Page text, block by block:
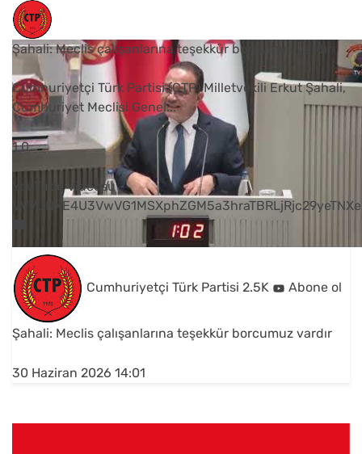
Şahali: Meclis çalışanlarına teşekkür borcumuz vardır
Cumhuriyetçi Türk Partisi (CTP) Milletvekili Erkut Şahali,
Cumhuriyet Meclisi Genel...
1 0
YouTube Videosu
Cumhuriyetçi Türk Partisi 2.5K Abone ol
Şahali: Meclis çalışanlarına teşekkür borcumuz vardır
30 Haziran 2026 14:01